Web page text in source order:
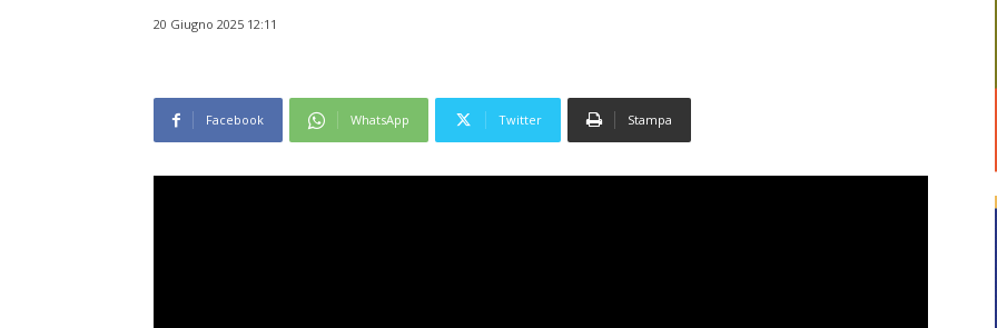
20 Giugno 2025 12:11
Facebook WhatsApp Twitter Stampa